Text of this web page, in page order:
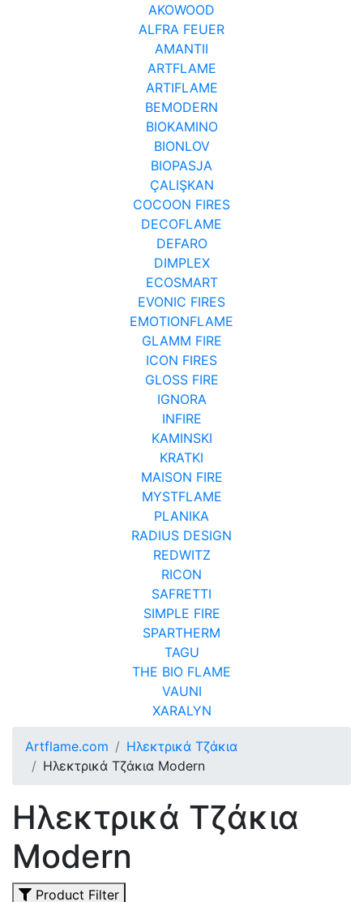
AKOWOOD
ALFRA FEUER
AMANTII
ARTFLAME
ARTIFLAME
BEMODERN
BIOKAMINO
BIONLOV
BIOPASJA
ÇALIŞKAN
COCOON FIRES
DECOFLAME
DEFARO
DIMPLEX
ECOSMART
EVONIC FIRES
EMOTIONFLAME
GLAMM FIRE
ICON FIRES
GLOSS FIRE
IGNORA
INFIRE
KAMINSKI
KRATKI
MAISON FIRE
MYSTFLAME
PLANIKA
RADIUS DESIGN
REDWITZ
RICON
SAFRETTI
SIMPLE FIRE
SPARTHERM
TAGU
THE BIO FLAME
VAUNI
XARALYN
Artflame.com
Ηλεκτρικά Τζάκια
Ηλεκτρικά Τζάκια Modern
Ηλεκτρικά Τζάκια
Modern
Product Filter